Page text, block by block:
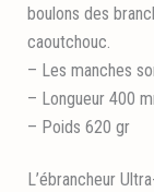
boulons des
caoutchouc.
– Les manches
– Longueur 400
– Poids 620 gr
L’ébrancheur